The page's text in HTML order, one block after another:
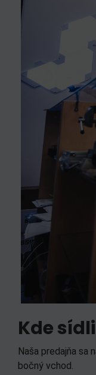
Kde
Naša predajňa sa
bočný vchod.